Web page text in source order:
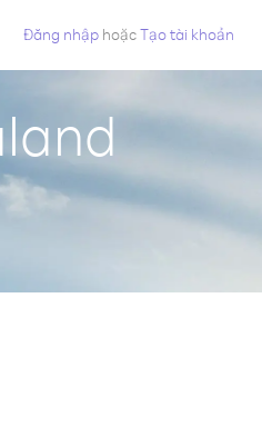
Đăng nhập hoặcTạo tài khoản